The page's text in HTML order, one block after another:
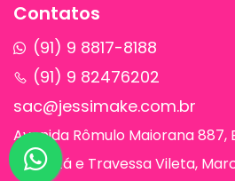
Contatos
(91) 9 8817-8188
(91) 9 82476202
sac@jessimake.com.br
Avenida Rômulo Maiorana 887,
Humaitá e Travessa Vileta,